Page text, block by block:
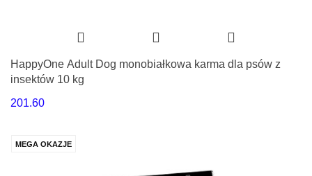
HappyOne Adult Dog monobiałkowa karma dla psów z
insektów 10 kg
201.60
MEGA OKAZJE